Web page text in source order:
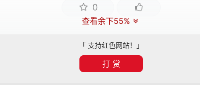
0
查看余下55%
「 支持红色网站！」
打 赏